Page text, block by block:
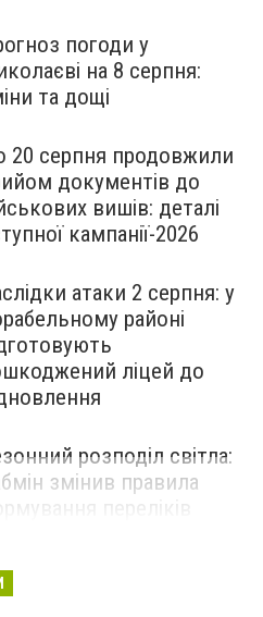
погоди у
на 8 серпня:
та дощі
20 серпня продовжили
документів до
вишів: деталі
кампанії-2026
атаки 2 серпня: у
районі
ліцей до
розподіл світла:
змінив правила